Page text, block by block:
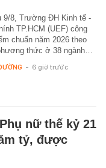
9/8, Trường ĐH Kinh tế -
TP.HCM (UEF) công
chuẩn năm 2026 theo
thức ở 38 ngành…
- 6 giờ trước
nữ thế kỷ 21
tỷ, được